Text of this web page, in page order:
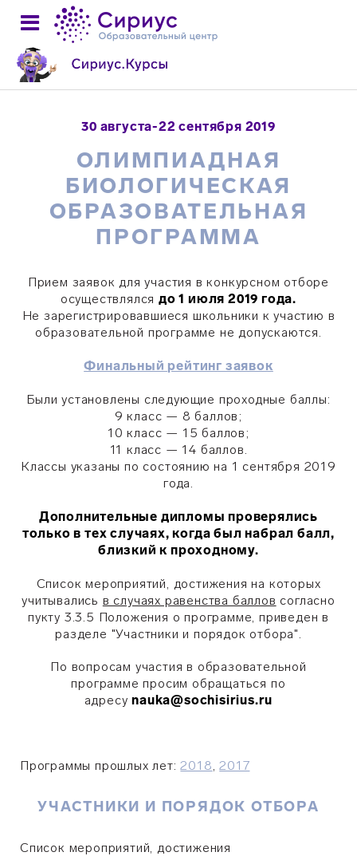
30 августа-22 сентября 2019
ОЛИМПИАДНАЯ
БИОЛОГИЧЕСКАЯ
ОБРАЗОВАТЕЛЬНАЯ
ПРОГРАММА
Прием заявок для участия в конкурсном отборе
осуществлялсядо 1 июля 2019 года.
Не зарегистрировавшиеся школьники к участию в
образовательной программе не допускаются.
Финальный рейтинг заявок
Были установлены следующие проходные баллы:
9 класс — 8 баллов;
10 класс — 15 баллов;
11 класс — 14 баллов.
Классы указаны по состоянию на 1 сентября 2019
года.
Дополнительные дипломы проверялись
только в тех случаях, когда был набрал балл,
близкий к проходному.
Список мероприятий, достижения на которых
учитывались в случаях равенства баллов согласно
пукту 3.3.5 Положения о программе, приведен в
разделе "Участники и порядок отбора".
По вопросам участия в образовательной
программе просим обращаться по
адресуnauka@sochisirius.ru
Программы прошлых лет:2018,2017
УЧАСТНИКИ И ПОРЯДОК ОТБОРА
Список мероприятий, достижения